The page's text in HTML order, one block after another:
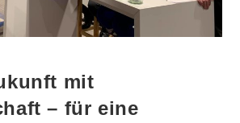
mit
– für eine